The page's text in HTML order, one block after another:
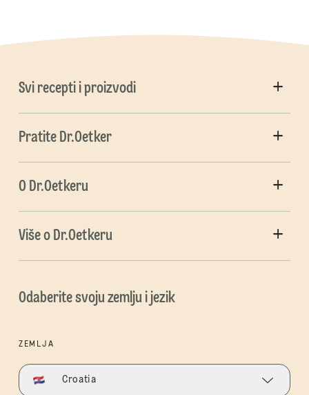
Svi recepti i proizvodi
Pratite Dr.Oetker
O Dr.Oetkeru
Više o Dr.Oetkeru
Odaberite svoju zemlju i jezik
ZEMLJA
Croatia